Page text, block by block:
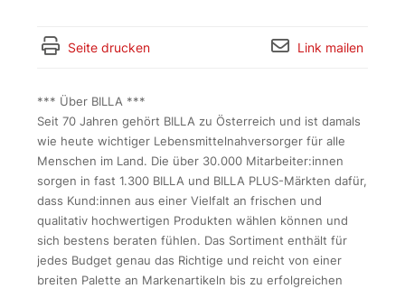
Seite drucken Link mailen
*** Über BILLA ***
Seit 70 Jahren gehört BILLA zu Österreich und ist damals
wie heute wichtiger Lebensmittelnahversorger für alle
Menschen im Land. Die über 30.000 Mitarbeiter:innen
sorgen in fast 1.300 BILLA und BILLA PLUS-Märkten dafür,
dass Kund:innen aus einer Vielfalt an frischen und
qualitativ hochwertigen Produkten wählen können und
sich bestens beraten fühlen. Das Sortiment enthält für
jedes Budget genau das Richtige und reicht von einer
breiten Palette an Markenartikeln bis zu erfolgreichen